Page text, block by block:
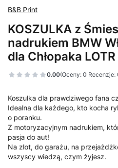
B&B Print
KOSZULKA z
nadrukiem BMW
dla Chłopaka
0.00(Oceny: 0 Recenzje:
Koszulka dla prawdziwego fana
Idealna dla każdego, kto kocha
o poranku.
Z motoryzacyjnym nadrukiem,
pasja do aut!
Na zlot, do garażu, na
wszyscy wiedzą, czym żyjesz.